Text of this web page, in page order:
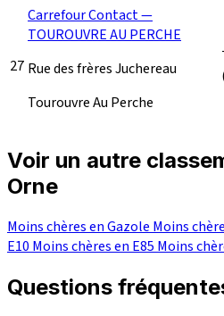
27
Carrefour Contact —
TOUROUVRE AU PERCHE
Rue des frères Juchereau
Tourouvre Au Perche
Voir un autre
Orne
Moins chères en Gazole Moins
E10 Moins chères en E85 Moins
Questions